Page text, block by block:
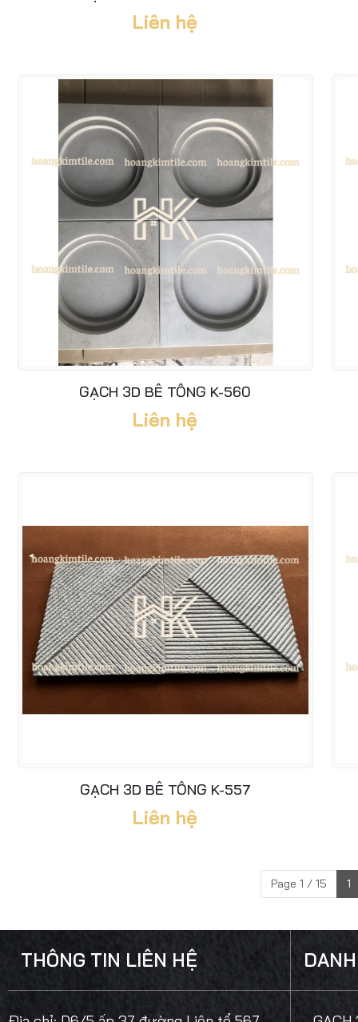
Liên hệ
GẠCH 3D BÊ TÔNG K-560
Liên hệ
GẠCH 3D BÊ TÔNG K-557
Liên hệ
Page 1 / 15 1
THÔNG TIN LIÊN HỆ